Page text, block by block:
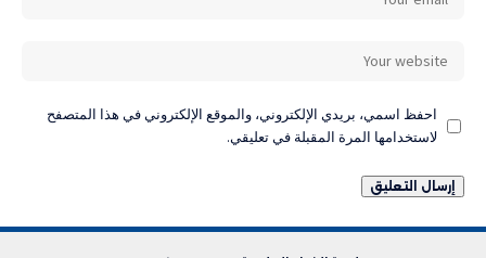
احفظ اسمي، بريدي الإلكتروني، والموقع الإلكتروني في هذا المتصفح
لاستخدامها المرة المقبلة في تعليقي.